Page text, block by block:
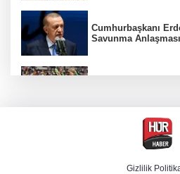
Cumhurbaşkanı
Savunma
BM'nin teklifine
Rumlardan ret
Gizlilik